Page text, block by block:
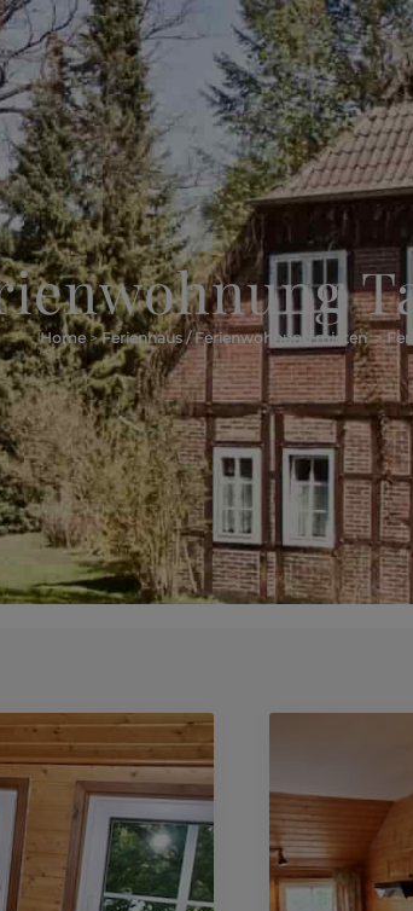
Home>Ferienhaus / Ferienwohnung mieten >